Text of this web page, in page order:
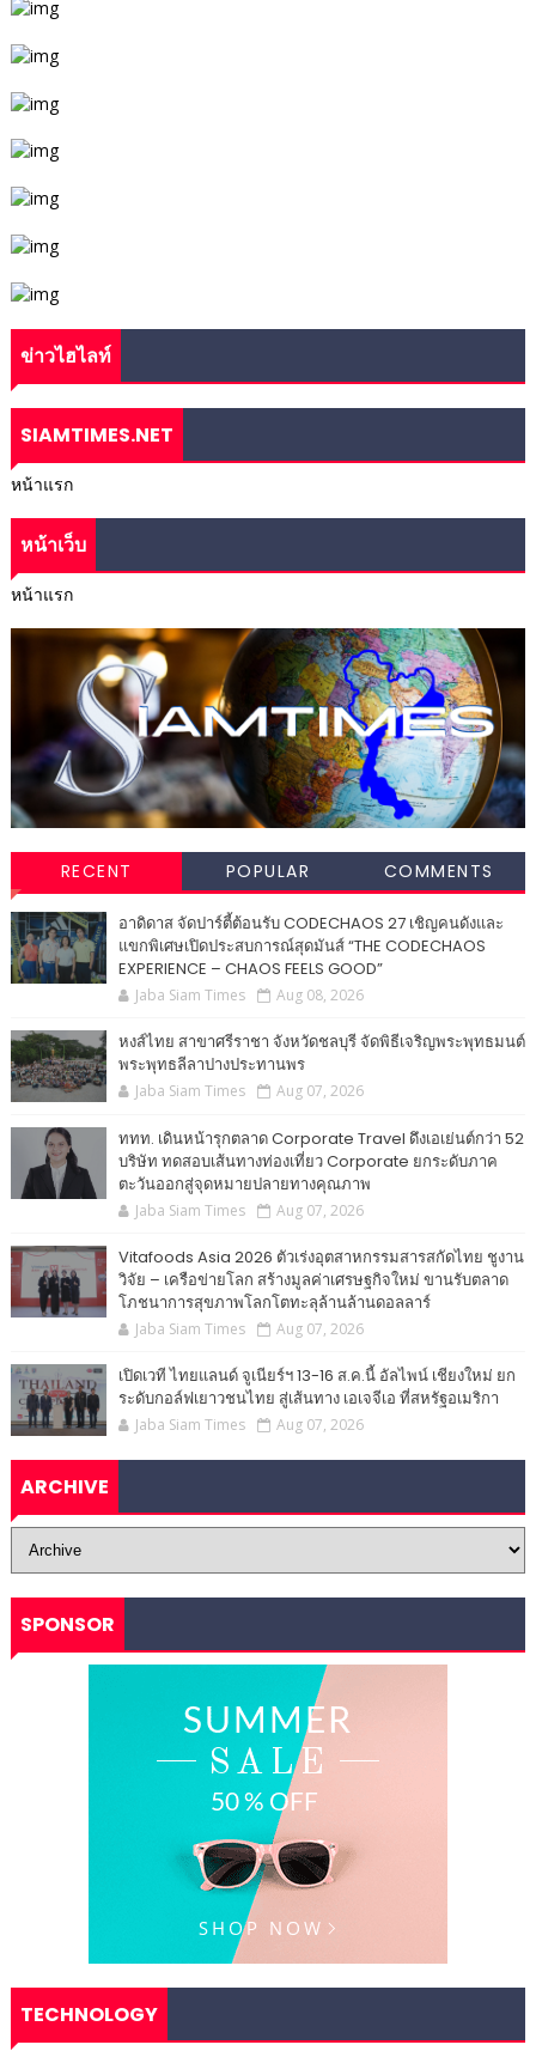
ข่าวไฮไลท์
SIAMTIMES.NET
หน้าแรก
หน้าเว็บ
หน้าแรก
RECENT POPULAR COMMENTS
อาดิดาส จัดปาร์ตี้ต้อนรับ CODECHAOS 27 เชิญคนดังและ
แขกพิเศษเปิดประสบการณ์สุดมันส์ “THE CODECHAOS
EXPERIENCE – CHAOS FEELS GOOD”
Jaba Siam Times Aug 08, 2026
หงส์ไทย สาขาศรีราชา จังหวัดชลบุรี จัดพิธีเจริญพระพุทธมนต์
พระพุทธลีลาปางประทานพร
Jaba Siam Times Aug 07, 2026
ททท. เดินหน้ารุกตลาด Corporate Travel ดึงเอเย่นต์กว่า 52
บริษัท ทดสอบเส้นทางท่องเที่ยว Corporate ยกระดับภาค
ตะวันออกสู่จุดหมายปลายทางคุณภาพ
Jaba Siam Times Aug 07, 2026
Vitafoods Asia 2026 ตัวเร่งอุตสาหกรรมสารสกัดไทย ชูงาน
วิจัย – เครือข่ายโลก สร้างมูลค่าเศรษฐกิจใหม่ ขานรับตลาด
โภชนาการสุขภาพโลกโตทะลุล้านล้านดอลลาร์
Jaba Siam Times Aug 07, 2026
เปิดเวที ไทยแลนด์ จูเนียร์ฯ 13-16 ส.ค.นี้ อัลไพน์ เชียงใหม่ ยก
ระดับกอล์ฟเยาวชนไทย สู่เส้นทาง เอเจจีเอ ที่สหรัฐอเมริกา
Jaba Siam Times Aug 07, 2026
ARCHIVE
SPONSOR
TECHNOLOGY